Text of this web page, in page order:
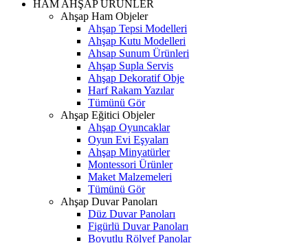
HAM AHŞAP ÜRÜNLER
Ahşap Ham Objeler
Ahşap Tepsi Modelleri
Ahşap Kutu Modelleri
Ahsap Sunum Ürünleri
Ahşap Supla Servis
Ahşap Dekoratif Obje
Harf Rakam Yazılar
Tümünü Gör
Ahşap Eğitici Objeler
Ahşap Oyuncaklar
Oyun Evi Eşyaları
Ahşap Minyatürler
Montessori Ürünler
Maket Malzemeleri
Tümünü Gör
Ahşap Duvar Panoları
Düz Duvar Panoları
Figürlü Duvar Panoları
Boyutlu Rölyef Panolar